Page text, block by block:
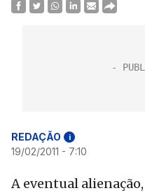
REDAÇÃO i
19/02/2011 - 7:10
A eventual